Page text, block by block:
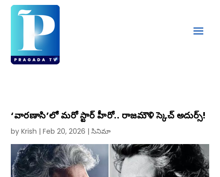
‘వారణాసి’లో మరో స్టార్ హీరో.. రాజమౌళి స్కెచ్ అదుర్స్!
byKrish |Feb 20, 2026 |సినిమా